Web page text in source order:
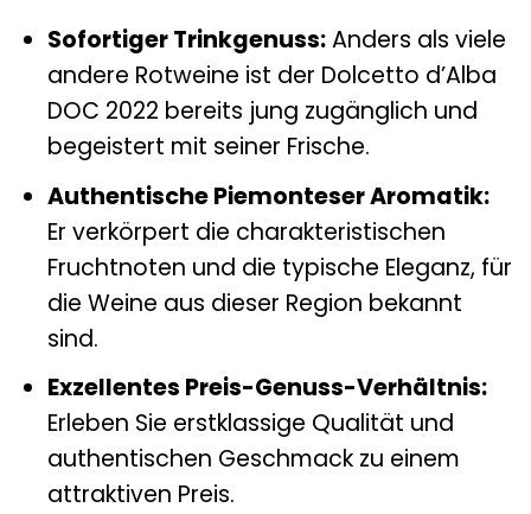
Sofortiger Trinkgenuss:Anders als viele
andere Rotweine ist der Dolcetto d’Alba
DOC 2022 bereits jung zugänglich und
begeistert mit seiner Frische.
Authentische Piemonteser Aromatik:
Er verkörpert die charakteristischen
Fruchtnoten und die typische Eleganz, für
die Weine aus dieser Region bekannt
sind.
Exzellentes Preis-Genuss-Verhältnis:
Erleben Sie erstklassige Qualität und
authentischen Geschmack zu einem
attraktiven Preis.